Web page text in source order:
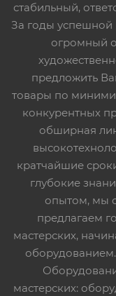
стабильный,
За годы
огромный
предложить
товары по
конкурентных
обширная
кратчайшие
глубокие
опытом, мы
предлагаем
мастерских,
мастерских: